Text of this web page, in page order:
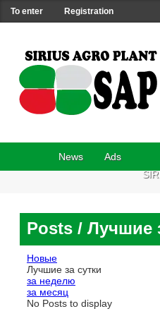
To enter Registration
News
Ads
Posts / Лучшие
Новые
Лучшие за сутки
за неделю
за месяц
No Posts to display